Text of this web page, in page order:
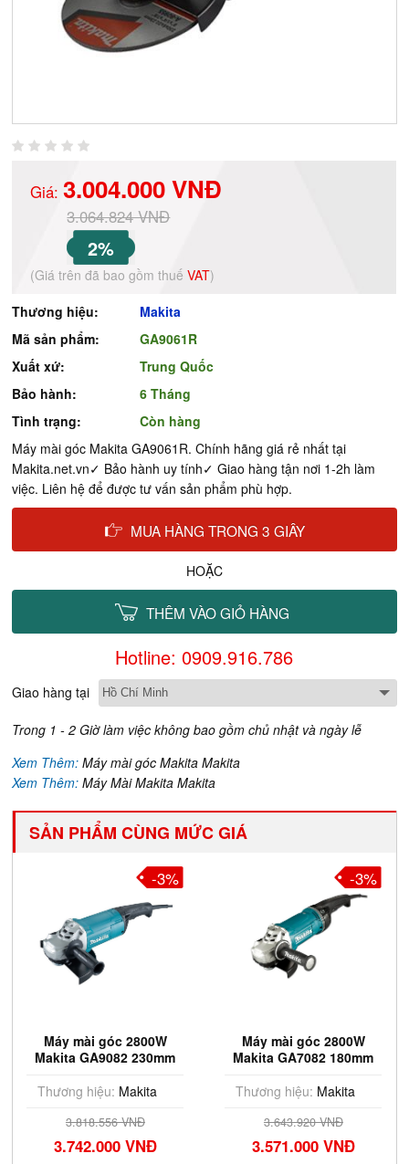
Giá:3.004.000 VNĐ
3.064.824 VNĐ
2%
(Giá trên đã bao gồm thuếVAT)
Thương hiệu:
Makita
Mã sản phẩm:
GA9061R
Xuất xứ:
Trung Quốc
Bảo hành:
6 Tháng
Tình trạng:
Còn hàng
Máy mài góc Makita GA9061R. Chính hãng giá rẻ nhất tại
Makita.net.vn✓ Bảo hành uy tính✓ Giao hàng tận nơi 1-2h làm
việc. Liên hệ để được tư vấn sản phẩm phù hợp.
MUA HÀNG TRONG 3 GIÂY
HOẶC
THÊM VÀO GIỎ HÀNG
Hotline: 0909.916.786
Giao hàng tại
Trong 1 - 2 Giờ làm việc không bao gồm chủ nhật và ngày lễ
Xem Thêm:Máy mài góc Makita Makita
Xem Thêm:Máy Mài Makita Makita
SẢN PHẨM CÙNG MỨC GIÁ
Máy mài góc 2800W
Makita GA7082 180mm
Thương hiệu:Makita
3.643.920 VNĐ
3.571.000 VNĐ
-3%
125mm Máy mài góc
1,900W Makita
Thương hiệu:Makita
3.897.936 VNĐ
3.820.000 VNĐ
-2%